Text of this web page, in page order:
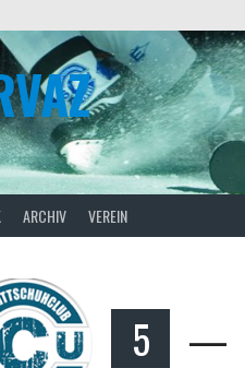
ARCHIV VEREIN
5
—